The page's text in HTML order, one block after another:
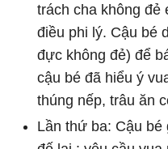
trách cha không đẻ
điều phi lý. Cậu bé
đực không đẻ) để
cậu bé đã hiểu ý
thúng nếp, trâu ăn
Lần thứ ba: Cậu bé